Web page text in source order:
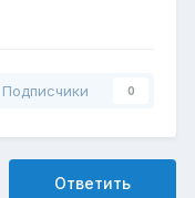
Подписчики 0
Ответить